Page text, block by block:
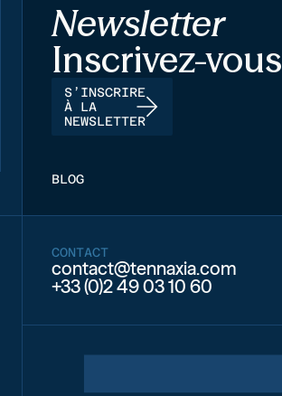
Newsletter
Inscrivez-vous
S’INSCRIRE
À LA
NEWSLETTER
BLOG
CONTACT
contact@tennaxia.com
+33 (0)2 49 03 10 60